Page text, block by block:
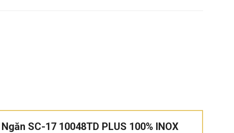
SC-17 10048TD PLUS 100% INOX